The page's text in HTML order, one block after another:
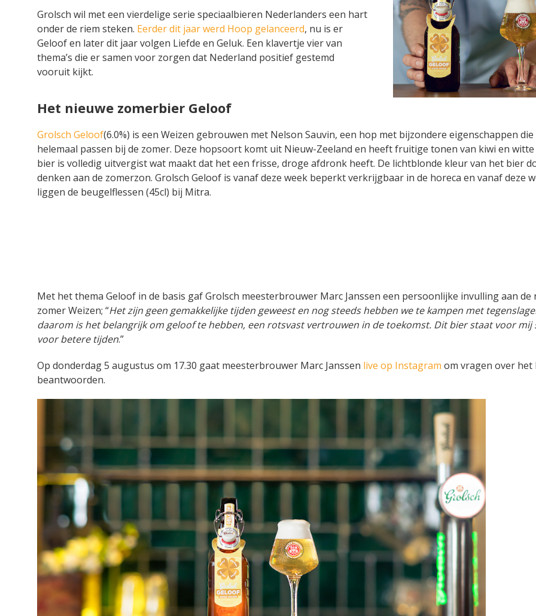
Grolsch wil met een vierdelige serie speciaalbieren Nederlanders een hart
onder de riem steken. Eerder dit jaar werd Hoop gelanceerd, nu is er
Geloof en later dit jaar volgen Liefde en Geluk. Een klavertje vier van
thema’s die er samen voor zorgen dat Nederland positief gestemd
vooruit kijkt.
Het nieuwe zomerbier Geloof
Grolsch Geloof(6.0%) is een Weizen gebrouwen met Nelson Sauvin, een hop met bijzondere eigenschappen die
helemaal passen bij de zomer. Deze hopsoort komt uit Nieuw-Zeeland en heeft fruitige tonen van kiwi en witte
bier is volledig uitvergist wat maakt dat het een frisse, droge afdronk heeft. De lichtblonde kleur van het bier
denken aan de zomerzon. Grolsch Geloof is vanaf deze week beperkt verkrijgbaar in de horeca en vanaf deze
liggen de beugelflessen (45cl) bij Mitra.
Met het thema Geloof in de basis gaf Grolsch meesterbrouwer Marc Janssen een persoonlijke invulling aan de
zomer Weizen; “Het zijn geen gemakkelijke tijden geweest en nog steeds hebben we te kampen met
daarom is het belangrijk om geloof te hebben, een rotsvast vertrouwen in de toekomst. Dit bier staat voor mij
voor betere tijden.”
Op donderdag 5 augustus om 17.30 gaat meesterbrouwer Marc Janssen live op Instagram om vragen over het
beantwoorden.